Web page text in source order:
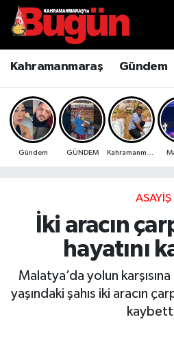
Kahramanmaraş Gündem
Gündem GÜNDEM
ASAYIŞ
İki aracın
hayatını
Malatya’da yolun
yaşındaki şahıs iki aracın
Kahramanmaraş
Kahramanmaraş Sokak
Bilim ve Teknoloji
Çevre
Ekonomi
Güncel
Kahramanmaraş
Kahramanmaraş Hava
Kahramanmaraş Namaz
Kahramanmaraş Trafik
Süper Lig Puan Durumu
Tüm Manşetler
Son Dakika Haberleri
Haber Arşivi